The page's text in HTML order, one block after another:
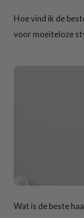
Hoe vind ik de
voor moeiteloze
Wat is de beste